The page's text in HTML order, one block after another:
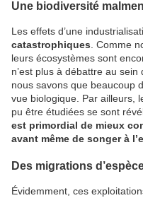
Une biodiversité
Les effets d’une
catastrophiques. Comme
leurs écosystèmes sont
n’est plus à débattre au
nous savons que beaucoup
vue biologique. Par ailleurs,
pu être étudiées se sont
est primordial de mieux
avant même de songer à
Des migrations
Évidemment, ces